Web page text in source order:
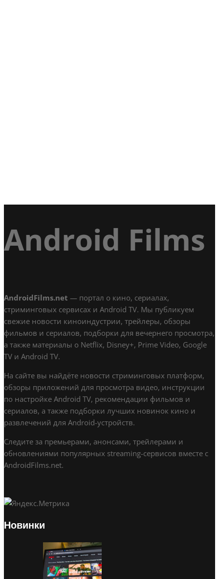
Android Films
AndroidFilms.net — портал о кино, сериалах,
стриминговых сервисах и Android TV. Мы публикуем
свежие новости киноиндустрии, трейлеры, обзоры
фильмов и сериалов, подборки для вечернего просмотра,
а также материалы о Netflix, Disney+, Prime Video, Google
TV и Android TV.
На сайте вы найдёте новости стриминговых платформ,
обзоры приложений для просмотра видео, инструкции
по настройке Android TV, рекомендации фильмов и
сериалов, а также подборки лучших новинок кино и
развлечений для Android-устройств.
Следите за премьерами, анонсами, трейлерами и
обновлениями популярных streaming-сервисов вместе с
AndroidFilms.net.
Новинки